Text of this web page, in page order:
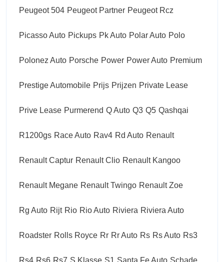
Peugeot 504 Peugeot Partner Peugeot Rcz
Picasso Auto Pickups Pk Auto Polar Auto Polo
Polonez Auto Porsche Power Power Auto Premium
Prestige Automobile Prijs Prijzen Private Lease
Prive Lease Purmerend Q Auto Q3 Q5 Qashqai
R1200gs Race Auto Rav4 Rd Auto Renault
Renault Captur Renault Clio Renault Kangoo
Renault Megane Renault Twingo Renault Zoe
Rg Auto Rijt Rio Rio Auto Riviera Riviera Auto
Roadster Rolls Royce Rr Rr Auto Rs Rs Auto Rs3
Rs4 Rs6 Rs7 S Klasse S1 Santa Fe Auto Schade